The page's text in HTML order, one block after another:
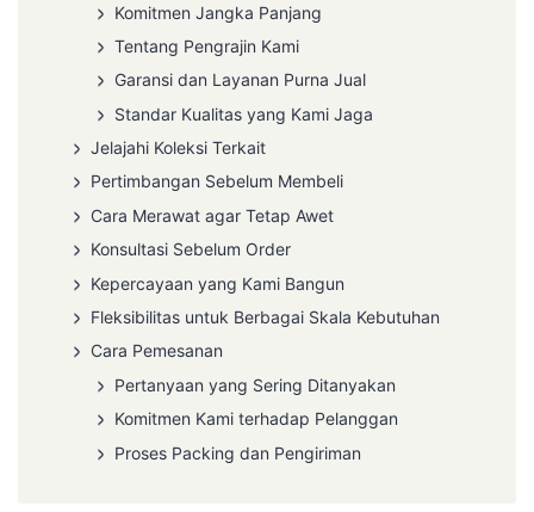
Komitmen Jangka Panjang
Tentang Pengrajin Kami
Garansi dan Layanan Purna Jual
Standar Kualitas yang Kami Jaga
Jelajahi Koleksi Terkait
Pertimbangan Sebelum Membeli
Cara Merawat agar Tetap Awet
Konsultasi Sebelum Order
Kepercayaan yang Kami Bangun
Fleksibilitas untuk Berbagai Skala Kebutuhan
Cara Pemesanan
Pertanyaan yang Sering Ditanyakan
Komitmen Kami terhadap Pelanggan
Proses Packing dan Pengiriman